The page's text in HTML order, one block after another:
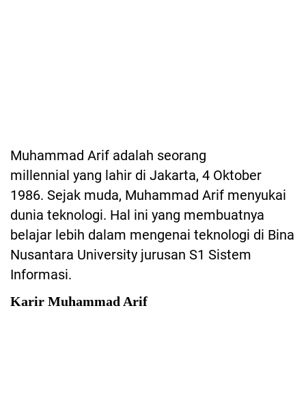
Muhammad Arif adalah seorang
millennial yang lahir di Jakarta, 4 Oktober
1986. Sejak muda, Muhammad Arif menyukai
dunia teknologi. Hal ini yang membuatnya
belajar lebih dalam mengenai teknologi di Bina
Nusantara University jurusan S1 Sistem
Informasi.
Karir Muhammad Arif